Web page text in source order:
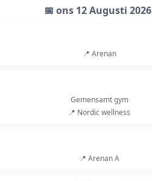
📅 ons 12 Augusti 2026
📍 Arenan
Gemensamt gym
📍 Nordic wellness
📍 Arenan A